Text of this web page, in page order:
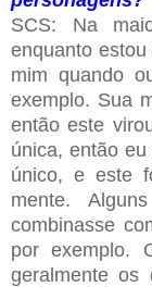
SCS: Na
enquanto
mim quando
exemplo. Sua
então este
única, então
único, e este
mente.
combinasse
por exemplo.
geralmente os